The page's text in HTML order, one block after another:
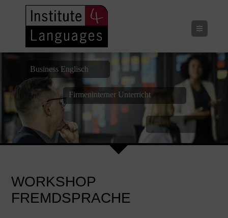
Firmeninterner Unterricht
Workshops
Business Englisch
WORKSHOP
FREMDSPRACHE